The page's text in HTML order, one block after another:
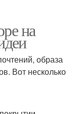
на
образа
Вот несколько